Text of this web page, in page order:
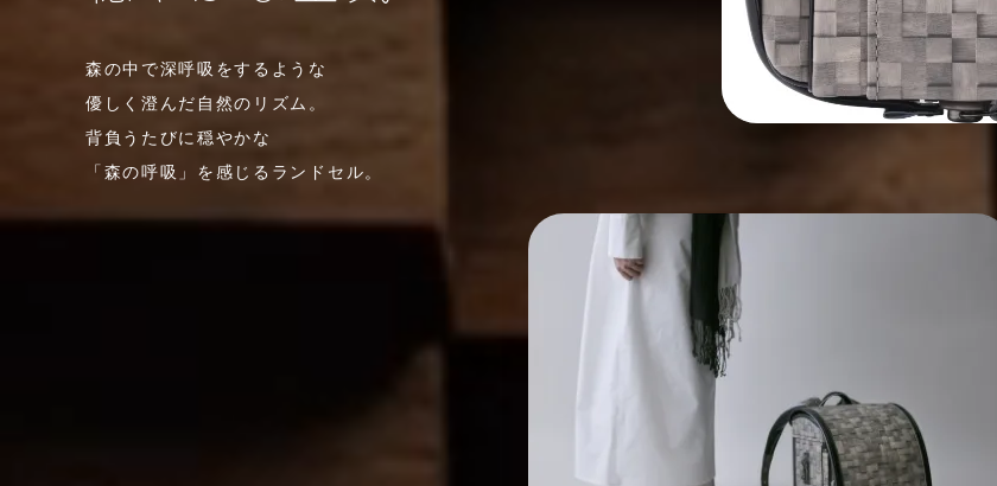
森の中で深呼吸をするような
優しく澄んだ自然のリズム。
背負うたびに穏やかな
「森の呼吸」を感じるランドセル。